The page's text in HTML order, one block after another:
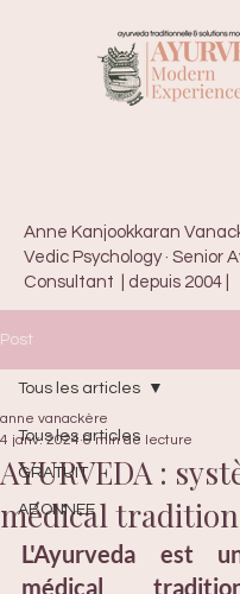
Anne Kanjookkaran
Vedic Psychology · Senior
Consultant | depuis 2004 |
Post
Tous les articles
GRATUIT
ABONNEE
Tous les articles
AYURVEDA :
médical
anne vanackère
4 janv. 2024 6 min de lecture
L'Ayurveda est
médical